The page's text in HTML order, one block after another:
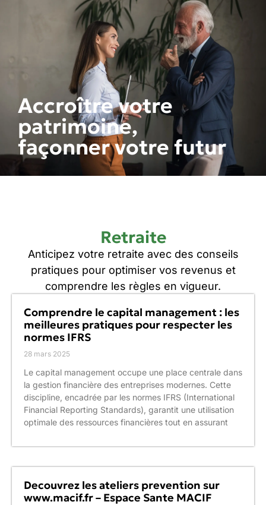
Accroître votre
patrimoine,
façonner votre futur
Retraite
Anticipez votre retraite avec des conseils
pratiques pour optimiser vos revenus et
comprendre les règles en vigueur.
Comprendre le capital management : les
meilleures pratiques pour respecter les
normes IFRS
28 mars 2025
Le capital management occupe une place centrale dans
la gestion financière des entreprises modernes. Cette
discipline, encadrée par les normes IFRS (International
Financial Reporting Standards), garantit une utilisation
optimale des ressources financières tout en assurant
Decouvrez les ateliers prevention sur
www.macif.fr – Espace Sante MACIF